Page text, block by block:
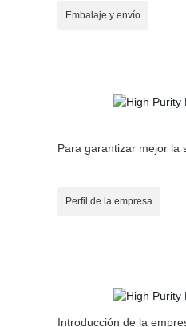
Embalaje y envío
Para garantizar mejor la
Perfil de la empresa
Introducción de la